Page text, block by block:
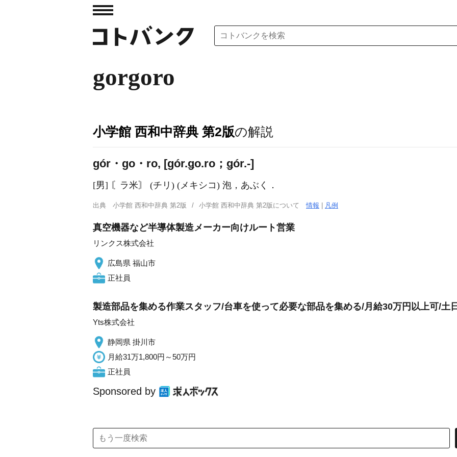
gorgoro
小学館 西和中辞典 第2版の解説
gór・go・ro, [ɡór.ǥo.ro；ǥór.-]
[男] 〘ラ米〙 (チリ) (メキシコ) 泡，あぶく．
出典 小学館 西和中辞典 第2版 小学館 西和中辞典 第2版について情報 凡例
真空機器など半導体製造メーカー向けルート営業
リンクス株式会社
広島県 福山市
正社員
製造部品を集める作業スタッフ/台車を使って必要な部品を集める/月給30万円以上可/土
Yts株式会社
静岡県 掛川市
月給31万1,800円～50万円
正社員
Sponsored by